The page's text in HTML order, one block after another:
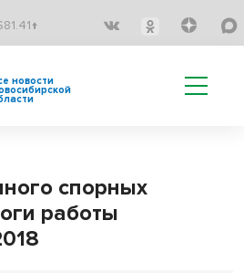
новости
спорных
работы